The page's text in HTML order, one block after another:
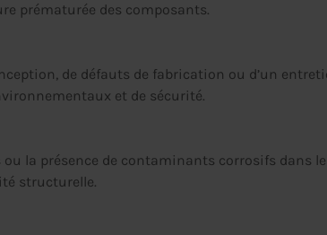
prématurée des composants.
de défauts de fabrication ou d’un
et de sécurité.
la présence de contaminants corrosifs dans
structurelle.